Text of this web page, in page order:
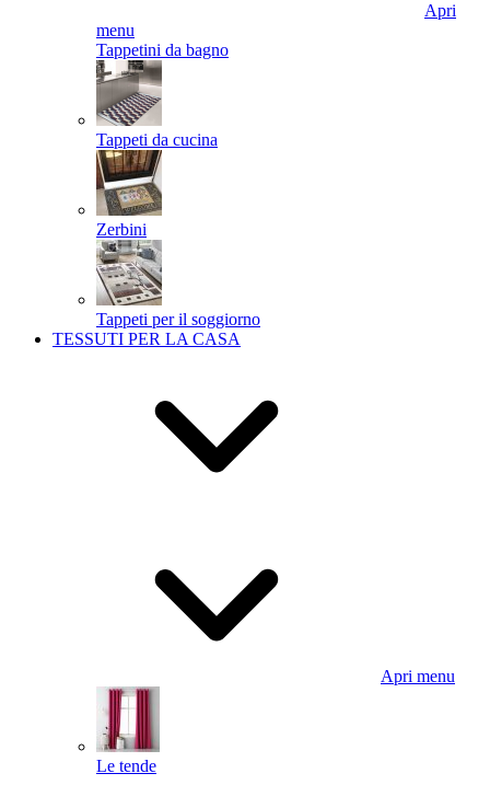
Apri
menu
Tappetini da bagno
Tappeti da cucina
Zerbini
Tappeti per il soggiorno
TESSUTI PER LA CASA
Apri menu
Le tende